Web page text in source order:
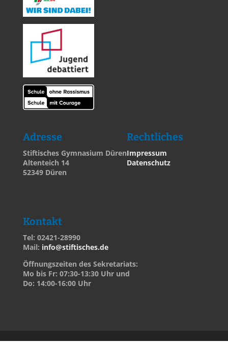
Adresse
Stiftisches Gymnasium Düren
Altenteich 14
52349 Düren
Rechtliches
Impressum
Datenschutz
Kontakt
Tel: 02421-28990
Mail: info@stiftisches.de
Öffnungszeiten des Sekretariats:
Mo bis Fr: 07:30-13:30 Uhr und
Do: 14:00-16:00 Uhr